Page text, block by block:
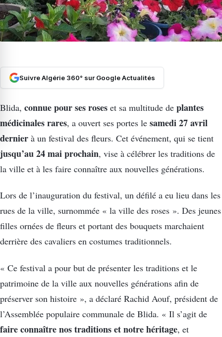
Suivre Algérie 360° sur Google Actualités
Blida, connue pour ses roses et sa multitude de plantes
médicinales rares, a ouvert ses portes le samedi 27 avril
dernier à un festival des fleurs. Cet événement, qui se tient
jusqu’au 24 mai prochain, vise à célébrer les traditions de
la ville et à les faire connaître aux nouvelles générations.
Lors de l’inauguration du festival, un défilé a eu lieu dans les
rues de la ville, surnommée « la ville des roses ». Des jeunes
filles ornées de fleurs et portant des bouquets marchaient
derrière des cavaliers en costumes traditionnels.
« Ce festival a pour but de présenter les traditions et le
patrimoine de la ville aux nouvelles générations afin de
préserver son histoire », a déclaré Rachid Aouf, président de
l’Assemblée populaire communale de Blida. « Il s’agit de
faire connaître nos traditions et notre héritage, et